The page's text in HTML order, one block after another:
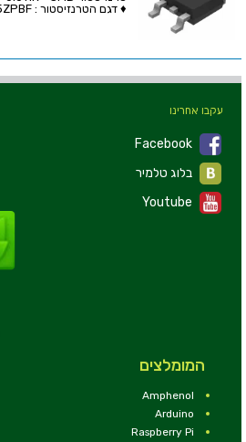
♦ דגם הטרנזיסטור : IRLR3715ZPBF ♦ ...
עקבו אחרינו
Facebook
Youtube
המומלצים
Amphenol
Arduino
Raspberry Pi